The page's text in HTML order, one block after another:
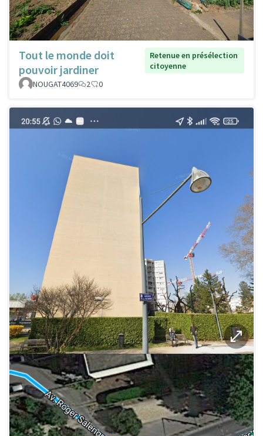
Tout le monde doit
pouvoir jardiner
Retenue en présélection
citoyenne
NOUGAT4069
2 0